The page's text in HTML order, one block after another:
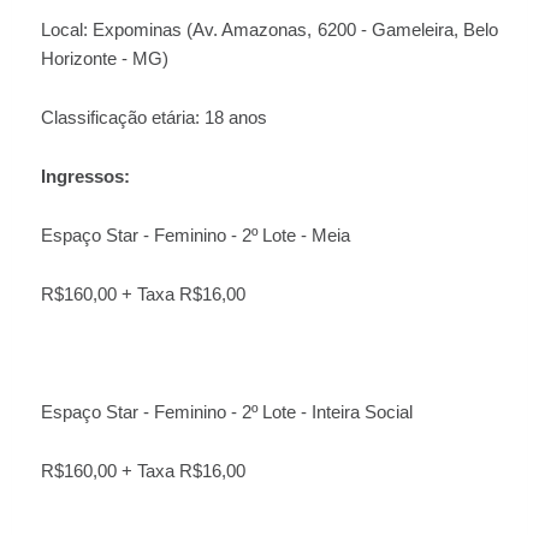
Local: Expominas (Av. Amazonas, 6200 - Gameleira, Belo
Horizonte - MG)
Classificação etária: 18 anos
Ingressos:
Espaço Star - Feminino - 2º Lote - Meia
R$160,00 + Taxa R$16,00
Espaço Star - Feminino - 2º Lote - Inteira Social
R$160,00 + Taxa R$16,00